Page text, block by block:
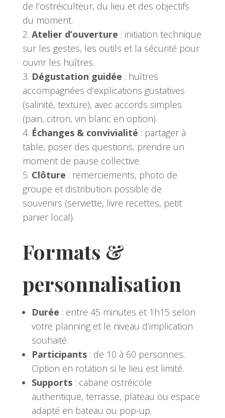
de l’ostréiculteur, du lieu et des objectifs
du moment.
Atelier d’ouverture : initiation technique
sur les gestes, les outils et la sécurité pour
ouvrir les huîtres.
Dégustation guidée : huîtres
accompagnées d’explications gustatives
(salinité, texture), avec accords simples
(pain, citron, vin blanc en option).
Échanges & convivialité : partager à
table, poser des questions, prendre un
moment de pause collective.
Clôture : remerciements, photo de
groupe et distribution possible de
souvenirs (serviette, livre recettes, petit
panier local).
Formats &
personnalisation
Durée : entre 45 minutes et 1h15 selon
votre planning et le niveau d’implication
souhaité.
Participants: de 10 à 60 personnes.
Option en rotation si le lieu est limité.
Supports: cabane ostréicole
authentique, terrasse, plateau ou espace
adapté en bateau ou pop-up.